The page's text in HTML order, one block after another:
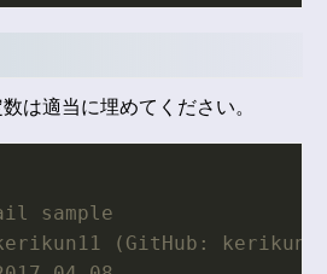
は適当に埋めてください。